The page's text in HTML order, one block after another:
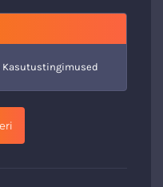
Kasutustingimused